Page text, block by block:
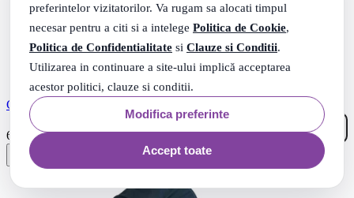
preferintelor vizitatorilor. Va rugam sa alocati timpul
necesar pentru a citi si a intelege Politica de Cookie,
Politica de Confidentialitate si Clauze si Conditii.
Utilizarea in continuare a site-ului implică acceptarea
acestor politici, clauze si conditii.
Modifica preferinte
Accept toate
CUREA PIELE NEAGRA 50MM
68 Lei